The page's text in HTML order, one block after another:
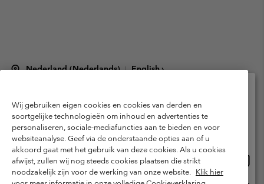
Nederland (Nederlands) | English ›
Gebruiksvoorwaarden
Verkoopvoorwaarden
Garantie
Privacybeleid
Gebruiksvoorwaarden voor lidmaatschap
Voorwaarden voor door gebruikers gegenereerde inhoud
Impressum
Cookies
Public CBCR
Wij gebruiken eigen cookies en cookies van derden en
soortgelijke technologieën om inhoud en advertenties te
personaliseren, sociale-mediafuncties aan te bieden en voor
websiteanalyse. Geef via de onderstaande opties aan of u
akkoord gaat met het gebruik van deze cookies. Als u cookies
afwijst, zullen wij nog steeds cookies plaatsen die strikt
noodzakelijk zijn voor de werking van onze website. Klik hier
Selecteer je verzendlocatie en taal
Online shoppen beschikbaar
United States